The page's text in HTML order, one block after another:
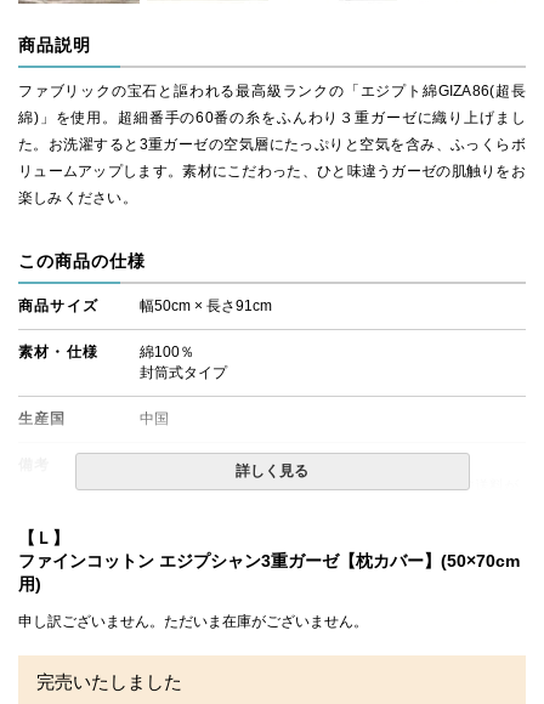
商品説明
ファブリックの宝石と謳われる最高級ランクの「エジプト綿GIZA86(超長
綿)」を使用。超細番手の60番の糸をふんわり３重ガーゼに織り上げまし
た。お洗濯すると3重ガーゼの空気層にたっぷりと空気を含み、ふっくらボ
リュームアップします。素材にこだわった、ひと味違うガーゼの肌触りをお
楽しみください。
この商品の仕様
商品サイズ 幅50cm × 長さ91cm
素材・仕様
綿100％
封筒式タイプ
生産国 中国
・配達日指定ＯＫ！
※北海道・沖縄・離島等一部地域へのお届けは別途送料が
詳しく見る
【Ｌ】
ファインコットン エジプシャン3重ガーゼ【枕カバー】(50×70cm
用)
申し訳ございません。ただいま在庫がございません。
完売いたしました